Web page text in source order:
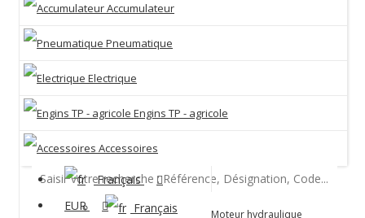
Accumulateur
Pneumatique
Electrique
Engins TP - agricole
Accessoires
Français
Français
EUR
Hydraulique
Moteur hydraulique